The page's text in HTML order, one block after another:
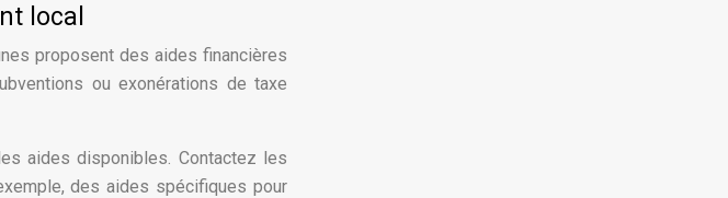
local
proposent des aides financières
ou exonérations de taxe
aides disponibles. Contactez les
des aides spécifiques pour